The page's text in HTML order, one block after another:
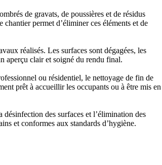
de gravats, de poussières et de résidus
permet d’éliminer ces éléments et de
réalisés. Les surfaces sont dégagées, les
aperçu clair et soigné du rendu final.
ou résidentiel, le nettoyage de fin de
prêt à accueillir les occupants ou à être mis en
des surfaces et l’élimination des
et conformes aux standards d’hygiène.